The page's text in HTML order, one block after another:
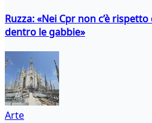
Ruzza: «Nei Cpr non c’è
dentro le gabbie»
Arte